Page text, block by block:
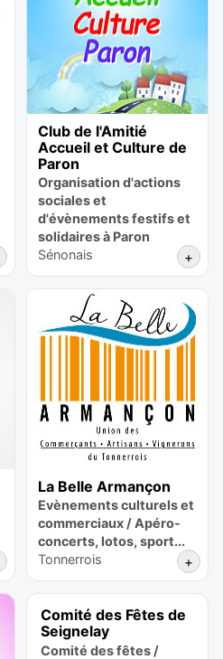
Club de l'Amitié
Accueil et Culture de
Paron
Organisation d'actions
sociales et
d'évènements festifs et
solidaires à Paron
Sénonais
+
La Belle Armançon
Evènements culturels et
commerciaux / Apéro-
concerts, lotos, sport...
Tonnerrois
+
Comité des Fêtes de
Seignelay
Comité des fêtes /